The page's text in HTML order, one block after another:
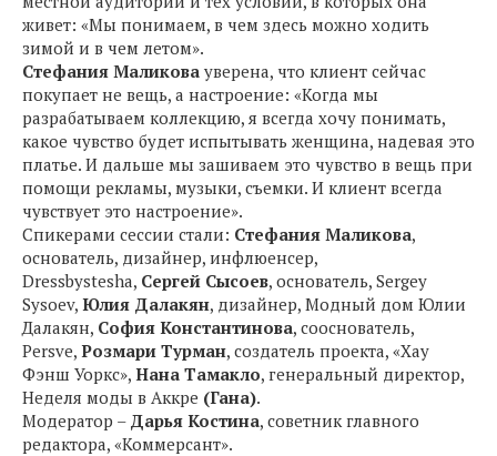
живет: «Мы понимаем, в чем здесь можно ходить
зимой и в чем летом».
Стефания Маликова уверена, что клиент сейчас
покупает не вещь, а настроение: «Когда мы
разрабатываем коллекцию, я всегда хочу понимать,
какое чувство будет испытывать женщина, надевая это
платье. И дальше мы зашиваем это чувство в вещь при
помощи рекламы, музыки, съемки. И клиент всегда
чувствует это настроение».
Спикерами сессии стали: Стефания Маликова,
основатель, дизайнер, инфлюенсер,
Dressbystesha, Сергей Сысоев, основатель, Sergey
Sysoev, Юлия Далакян, дизайнер, Модный дом Юлии
Далакян, София Константинова, сооснователь,
Persve, Розмари Турман, создатель проекта, «Хау
Фэнш Уоркс», Нана Тамакло, генеральный директор,
Неделя моды в Аккре (Гана).
Модератор – Дарья Костина, советник главного
редактора, «Коммерсант».